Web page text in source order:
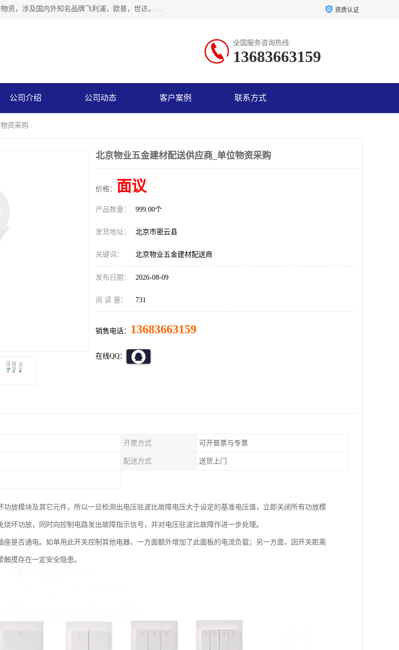
北京汇翔通泰建材有限公司，专业配送水暖器材、照明灯具、五金交电等维修物资，涉及国内外知名品牌飞利浦，欧普，世达，博士，九牧，公牛等物资。能充分满足物业、学校、酒店、工厂、部队等多领域的采购需求，提供一站式配送服务。 资质认证
全国服务咨询热线:
13683663159
公司介绍 公司动态 客户案例 联系方式
资采购
北京物业五金建材配送供应商_单位物资采购
价格： 面议
产品数量： 999.00个
发货地址： 北京市密云县
关键词： 北京物业五金建材配送商
发布日期： 2026-08-09
阅 读 量： 731
销售电话： 13683663159
在线QQ：
开票方式 可开普票与专票
配送方式 送货上门
功放模块及其它元件，所以一旦检测出电压驻波比故障电压大于设定的基准电压值，立即关闭所有功放模
坏功放，同时向控制电路发出故障指示信号，并对电压驻波比故障作进一步处理。
座是否通电。如单用此开关控制其他电器，一方面额外增加了此面板的电流负载；另一方面，因开关距离
摸存在一定安全隐患。